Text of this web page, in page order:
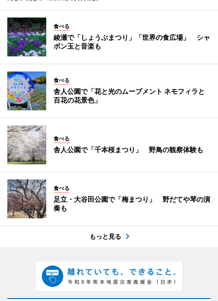
食べる
綾瀬で「しょうぶまつり」「世界の食広場」 シャ
ボン玉と音楽も
食べる
舎人公園で「花と光のムーブメント ネモフィラと
百花の花景色」
食べる
舎人公園で「千本桜まつり」 野鳥の観察体験も
食べる
足立・大谷田公園で「梅まつり」 野だてや琴の演
奏も
もっと見る